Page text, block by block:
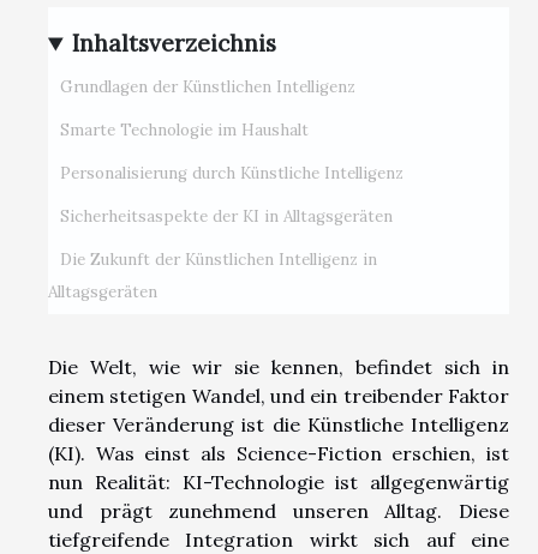
Inhaltsverzeichnis
Grundlagen der Künstlichen Intelligenz
Smarte Technologie im Haushalt
Personalisierung durch Künstliche Intelligenz
Sicherheitsaspekte der KI in Alltagsgeräten
Die Zukunft der Künstlichen Intelligenz in
Alltagsgeräten
Die Welt, wie wir sie kennen, befindet sich in
einem stetigen Wandel, und ein treibender Faktor
dieser Veränderung ist die Künstliche Intelligenz
(KI). Was einst als Science-Fiction erschien, ist
nun Realität: KI-Technologie ist allgegenwärtig
und prägt zunehmend unseren Alltag. Diese
tiefgreifende Integration wirkt sich auf eine